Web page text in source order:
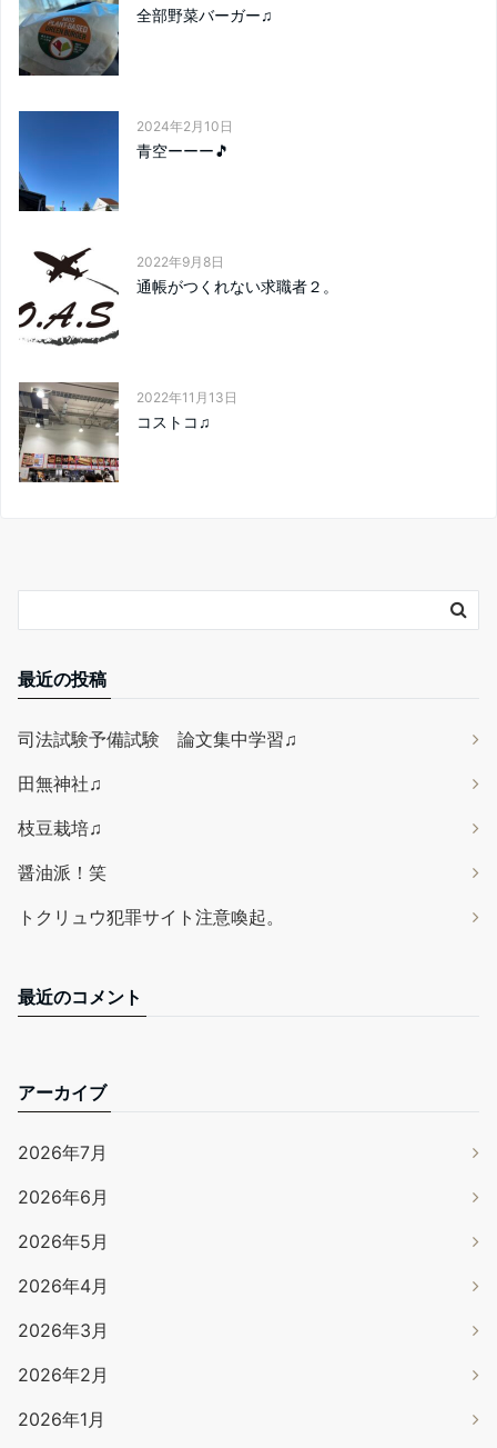
全部野菜バーガー♫
2024年2月10日
青空ーーー🎵
2022年9月8日
通帳がつくれない求職者２。
2022年11月13日
コストコ♫
最近の投稿
司法試験予備試験 論文集中学習♫
田無神社♫
枝豆栽培♫
醤油派！笑
トクリュウ犯罪サイト注意喚起。
最近のコメント
アーカイブ
2026年7月
2026年6月
2026年5月
2026年4月
2026年3月
2026年2月
2026年1月